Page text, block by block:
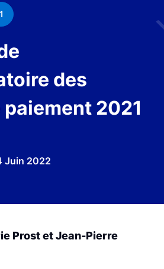
des
2021
Juin 2022
Prost et Jean-Pierre